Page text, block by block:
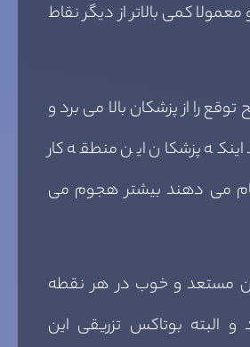
کمی بالاتر از دیگر نقاط
را از پزشکان بالا می برد و
اینکه پزشکان این منطقه کار
می دهند بیشتر هجوم می
مستعد و خوب در هر نقطه
البته بوتاکس تزریقی این